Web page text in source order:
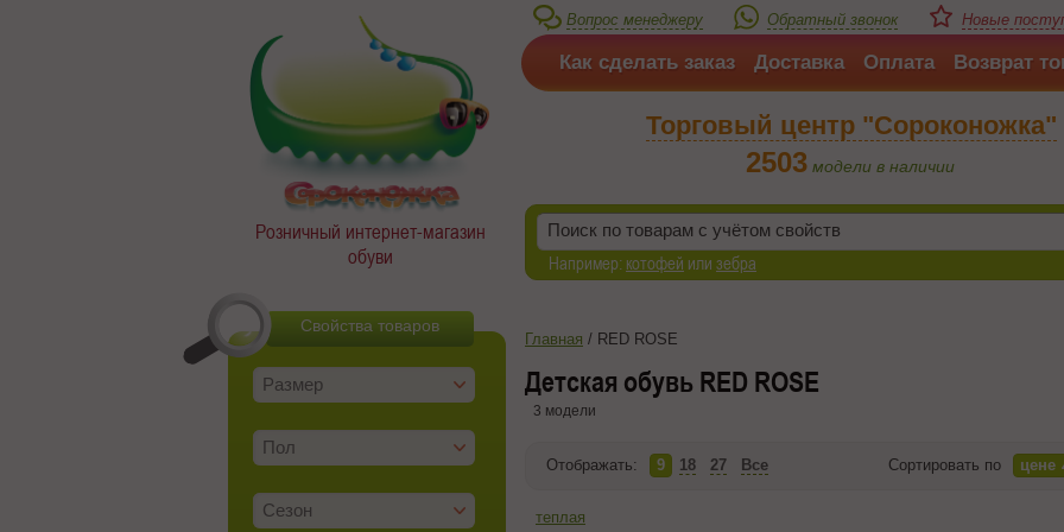
Розничный интернет-магазин
обуви
Например:котофей илизебра
Вопрос менеджеру Обратный звонок Новые
Как сделать заказ Доставка Оплата Возврат
Торговый центр "Сороконожка"
2503 модели в наличии
Размер
Пол
Сезон
Свойства товаров
Главная / RED ROSE
Детская обувь RED ROSE
3 модели
Отображать: 9 18 27 Все Сортировать по цене
теплая